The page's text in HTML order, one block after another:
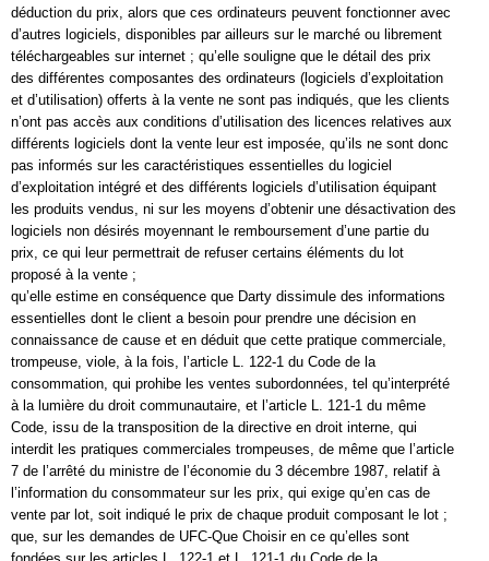
déduction du prix, alors que ces ordinateurs peuvent fonctionner avec
d’autres logiciels, disponibles par ailleurs sur le marché ou librement
téléchargeables sur internet ; qu’elle souligne que le détail des prix
des différentes composantes des ordinateurs (logiciels d’exploitation
et d’utilisation) offerts à la vente ne sont pas indiqués, que les clients
n’ont pas accès aux conditions d’utilisation des licences relatives aux
différents logiciels dont la vente leur est imposée, qu’ils ne sont donc
pas informés sur les caractéristiques essentielles du logiciel
d’exploitation intégré et des différents logiciels d’utilisation équipant
les produits vendus, ni sur les moyens d’obtenir une désactivation des
logiciels non désirés moyennant le remboursement d’une partie du
prix, ce qui leur permettrait de refuser certains éléments du lot
proposé à la vente ;
qu’elle estime en conséquence que Darty dissimule des informations
essentielles dont le client a besoin pour prendre une décision en
connaissance de cause et en déduit que cette pratique commerciale,
trompeuse, viole, à la fois, l’article L. 122-1 du Code de la
consommation, qui prohibe les ventes subordonnées, tel qu’interprété
à la lumière du droit communautaire, et l’article L. 121-1 du même
Code, issu de la transposition de la directive en droit interne, qui
interdit les pratiques commerciales trompeuses, de même que l’article
7 de l’arrêté du ministre de l’économie du 3 décembre 1987, relatif à
l’information du consommateur sur les prix, qui exige qu’en cas de
vente par lot, soit indiqué le prix de chaque produit composant le lot ;
que, sur les demandes de UFC-Que Choisir en ce qu’elles sont